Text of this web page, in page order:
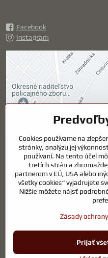
Facebook
Instagram
Externý obsah je
blokovaný Voľbami
súkromia
Prajete si načítať externý
Povoliť tentokrát
Povoliť a zapamätať -
súhlas s druhom cookie:
Funkčné
Otvoriť obsah v novom
©2026
Predvoľby súkromia
Cookies používame na
stránky, analýzu jej
používaní. Na tento účel
tretích strán a
partnerom v EÚ, USA alebo
všetky cookies“ vyjadrujete
Nižšie môžete nájsť
Zásady
Prijať